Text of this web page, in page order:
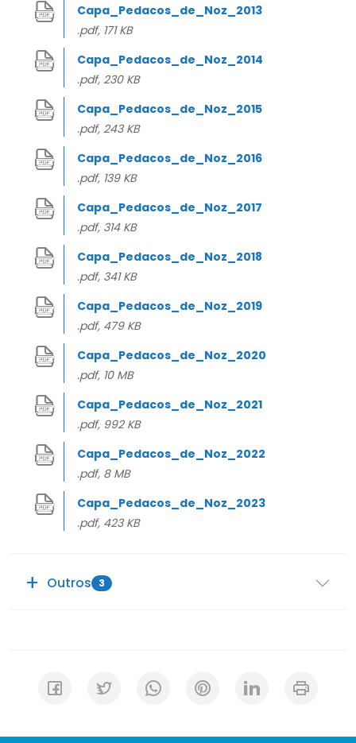
Capa_Pedacos_de_Noz_2013
.pdf, 171 KB
Capa_Pedacos_de_Noz_2014
.pdf, 230 KB
Capa_Pedacos_de_Noz_2015
.pdf, 243 KB
Capa_Pedacos_de_Noz_2016
.pdf, 139 KB
Capa_Pedacos_de_Noz_2017
.pdf, 314 KB
Capa_Pedacos_de_Noz_2018
.pdf, 341 KB
Capa_Pedacos_de_Noz_2019
.pdf, 479 KB
Capa_Pedacos_de_Noz_2020
.pdf, 10 MB
Capa_Pedacos_de_Noz_2021
.pdf, 992 KB
Capa_Pedacos_de_Noz_2022
.pdf, 8 MB
Capa_Pedacos_de_Noz_2023
.pdf, 423 KB
Outros 3